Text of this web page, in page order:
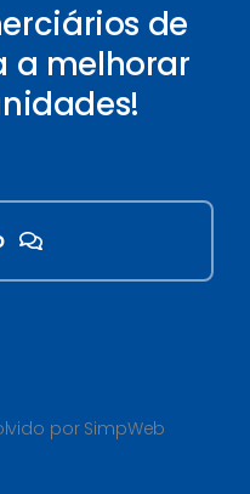
de
a melhorar
por SimpWeb